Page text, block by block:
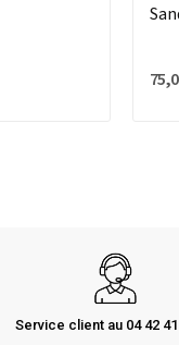
Service client au 04 42